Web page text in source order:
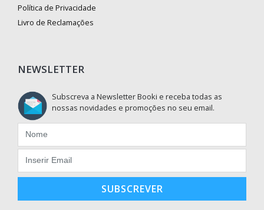
Política de Privacidade
Livro de Reclamações
NEWSLETTER
Subscreva a Newsletter Booki e receba todas as
nossas novidades e promoções no seu email.
SUBSCREVER